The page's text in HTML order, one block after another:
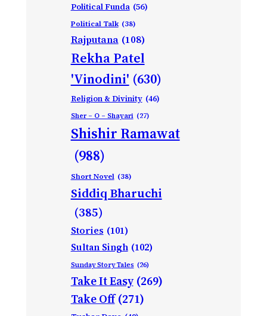
Political Funda (56)
Political Talk (38)
Rajputana (108)
Rekha Patel
'Vinodini' (630)
Religion & Divinity (46)
Sher – O – Shayari (27)
Shishir Ramawat
(988)
Short Novel (38)
Siddiq Bharuchi
(385)
Stories (101)
Sultan Singh (102)
Sunday Story Tales (26)
Take It Easy (269)
Take Off (271)